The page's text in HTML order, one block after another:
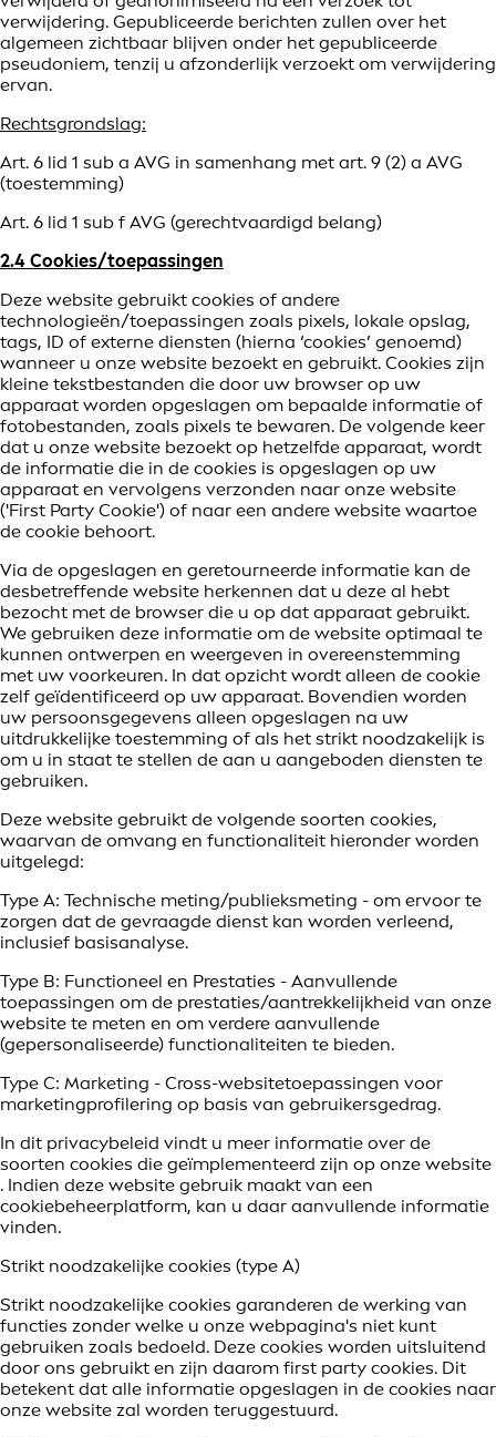
verwijdering. Gepubliceerde berichten zullen over het
algemeen zichtbaar blijven onder het gepubliceerde
pseudoniem, tenzij u afzonderlijk verzoekt om verwijdering
ervan.
Rechtsgrondslag:
Art. 6 lid 1 sub a AVG in samenhang met art. 9 (2) a AVG
(toestemming)
Art. 6 lid 1 sub f AVG (gerechtvaardigd belang)
2.4 Cookies/toepassingen
Deze website gebruikt cookies of andere
technologieën/toepassingen zoals pixels, lokale opslag,
tags, ID of externe diensten (hierna ‘cookies’ genoemd)
wanneer u onze website bezoekt en gebruikt. Cookies zijn
kleine tekstbestanden die door uw browser op uw
apparaat worden opgeslagen om bepaalde informatie of
fotobestanden, zoals pixels te bewaren. De volgende keer
dat u onze website bezoekt op hetzelfde apparaat, wordt
de informatie die in de cookies is opgeslagen op uw
apparaat en vervolgens verzonden naar onze website
('First Party Cookie') of naar een andere website waartoe
de cookie behoort.
Via de opgeslagen en geretourneerde informatie kan de
desbetreffende website herkennen dat u deze al hebt
bezocht met de browser die u op dat apparaat gebruikt.
We gebruiken deze informatie om de website optimaal te
kunnen ontwerpen en weergeven in overeenstemming
met uw voorkeuren. In dat opzicht wordt alleen de cookie
zelf geïdentificeerd op uw apparaat. Bovendien worden
uw persoonsgegevens alleen opgeslagen na uw
uitdrukkelijke toestemming of als het strikt noodzakelijk is
om u in staat te stellen de aan u aangeboden diensten te
gebruiken.
Deze website gebruikt de volgende soorten cookies,
waarvan de omvang en functionaliteit hieronder worden
uitgelegd:
Type A: Technische meting/publieksmeting - om ervoor te
zorgen dat de gevraagde dienst kan worden verleend,
inclusief basisanalyse.
Type B: Functioneel en Prestaties - Aanvullende
toepassingen om de prestaties/aantrekkelijkheid van onze
website te meten en om verdere aanvullende
(gepersonaliseerde) functionaliteiten te bieden.
Type C: Marketing - Cross-websitetoepassingen voor
marketingprofilering op basis van gebruikersgedrag.
In dit privacybeleid vindt u meer informatie over de
soorten cookies die geïmplementeerd zijn op onze website
. Indien deze website gebruik maakt van een
cookiebeheerplatform, kan u daar aanvullende informatie
vinden.
Strikt noodzakelijke cookies (type A)
Strikt noodzakelijke cookies garanderen de werking van
functies zonder welke u onze webpagina's niet kunt
gebruiken zoals bedoeld. Deze cookies worden uitsluitend
door ons gebruikt en zijn daarom first party cookies. Dit
betekent dat alle informatie opgeslagen in de cookies naar
onze website zal worden teruggestuurd.